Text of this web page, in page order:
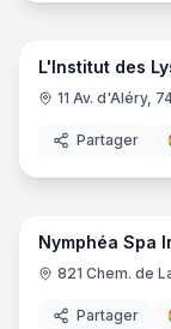
L'Institut des
11 Av. d'Aléry,
Partager
Nymphéa Spa
821 Chem. de
Partager